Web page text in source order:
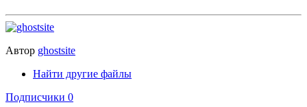
Автор ghostsite
Найти другие файлы
Подписчики 0